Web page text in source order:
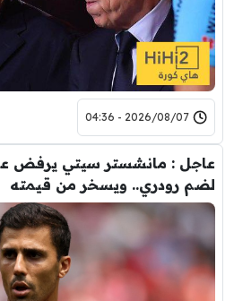
2026/08/07 - 04:36
عاجل : مانشستر سيتي يرفض
لضم رودري.. ويسخر من قيمته